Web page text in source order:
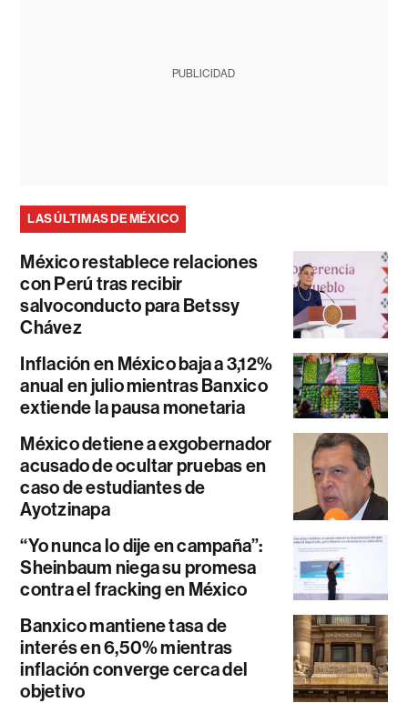
PUBLICIDAD
LAS ÚLTIMAS DE MÉXICO
México restablece relaciones
con Perú tras recibir
salvoconducto para Betssy
Chávez
Inflación en México baja a 3,12%
anual en julio mientras Banxico
extiende la pausa monetaria
México detiene a exgobernador
acusado de ocultar pruebas en
caso de estudiantes de
Ayotzinapa
“Yo nunca lo dije en campaña”:
Sheinbaum niega su promesa
contra el fracking en México
Banxico mantiene tasa de
interés en 6,50% mientras
inflación converge cerca del
objetivo